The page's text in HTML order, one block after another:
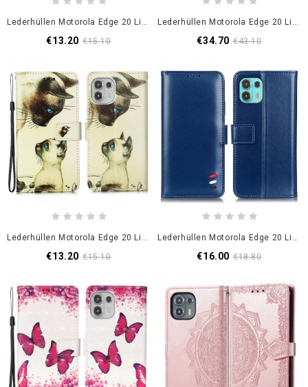
Lederhüllen Motorola Edge 20 Lite Tropische Blumen
€13.20 €15.10
Lederhüllen Motorola Edge 20 Lite Echtes Leder Khazneh Rfid
€34.70 €43.10
Lederhüllen Motorola Edge 20 Lite Handyhülle Kätzchen Und Mutter
€13.20 €15.10
Lederhüllen Motorola Edge 20 Lite Handyhülle Dreifarbiger Ledereffekt
€16.00 €18.80